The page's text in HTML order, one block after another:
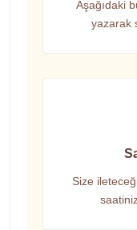
Aşağıdaki
yazarak
Size